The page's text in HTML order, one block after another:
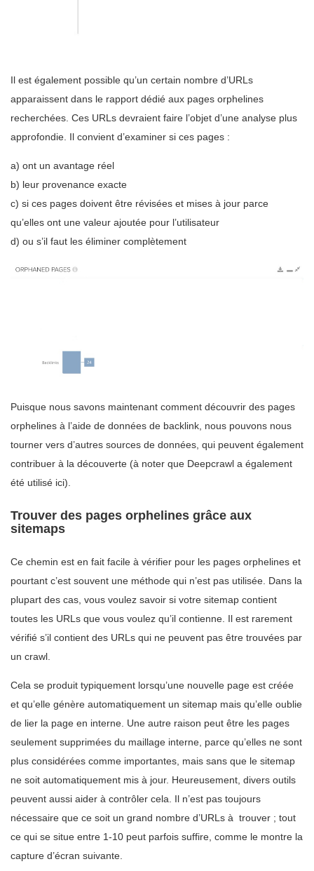
Il est également possible qu’un certain nombre d’URLs
apparaissent dans le rapport dédié aux pages orphelines
recherchées. Ces URLs devraient faire l’objet d’une analyse plus
approfondie. Il convient d’examiner si ces pages :
a) ont un avantage réel
b) leur provenance exacte
c) si ces pages doivent être révisées et mises à jour parce
qu’elles ont une valeur ajoutée pour l’utilisateur
d) ou s’il faut les éliminer complètement
Puisque nous savons maintenant comment découvrir des pages
orphelines à l’aide de données de backlink, nous pouvons nous
tourner vers d’autres sources de données, qui peuvent également
contribuer à la découverte (à noter que Deepcrawl a également
été utilisé ici).
Trouver des pages orphelines grâce aux
sitemaps
Ce chemin est en fait facile à vérifier pour les pages orphelines et
pourtant c’est souvent une méthode qui n’est pas utilisée. Dans la
plupart des cas, vous voulez savoir si votre sitemap contient
toutes les URLs que vous voulez qu’il contienne. Il est rarement
vérifié s’il contient des URLs qui ne peuvent pas être trouvées par
un crawl.
Cela se produit typiquement lorsqu’une nouvelle page est créée
et qu’elle génère automatiquement un sitemap mais qu’elle oublie
de lier la page en interne. Une autre raison peut être les pages
seulement supprimées du maillage interne, parce qu’elles ne sont
plus considérées comme importantes, mais sans que le sitemap
ne soit automatiquement mis à jour. Heureusement, divers outils
peuvent aussi aider à contrôler cela. Il n’est pas toujours
nécessaire que ce soit un grand nombre d’URLs à trouver ; tout
ce qui se situe entre 1-10 peut parfois suffire, comme le montre la
capture d’écran suivante.